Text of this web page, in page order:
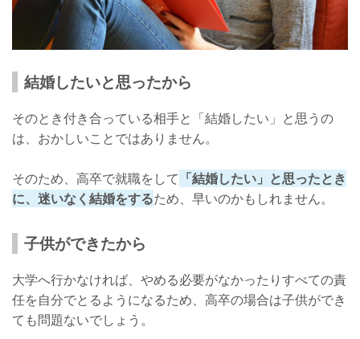
結婚したいと思ったから
そのとき付き合っている相手と「結婚したい」と思うの
は、おかしいことではありません。
そのため、高卒で就職をして 「結婚したい」と思ったとき
に、迷いなく結婚をするため、早いのかもしれません。
子供ができたから
大学へ行かなければ、やめる必要がなかったりすべての責
任を自分でとるようになるため、高卒の場合は子供ができ
ても問題ないでしょう。